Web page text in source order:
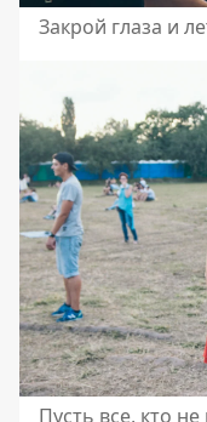
Закрой глаза и
Пусть все, кто